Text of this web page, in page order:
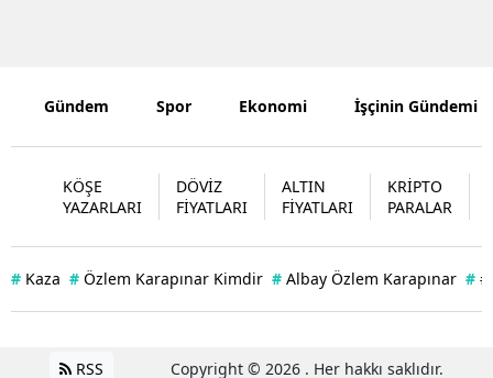
Kastamonu
Kayseri
Kırklareli
Kocaeli
Kütahya
Gündem Spor Ekonomi İşçinin Gündemi
KÖŞE
YAZARLARI
DÖVİZ
FİYATLARI
ALTIN
FİYATLARI
KRİPTO
PARALAR
# Kaza # Özlem Karapınar Kimdir # Albay Özlem Karapınar #
RSS Copyright © 2026 . Her hakkı saklıdır.